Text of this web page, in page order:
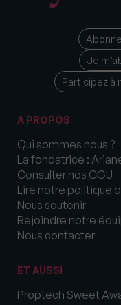
Je
Participez à
A PROPOS
Qui sommes nous ?
La fondatrice :
Consulter nos CGU
Lire notre politique
Nous soutenir
Rejoindre notre
Nous contacter
ET AUSSI
Proptech Sweet